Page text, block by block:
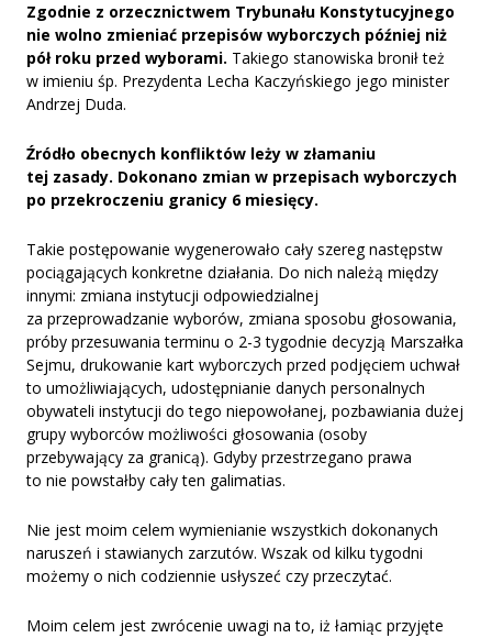
Zgodnie z orzecznictwem Trybunału Konstytucyjnego
nie wolno zmieniać przepisów wyborczych później niż
pół roku przed wyborami. Takiego stanowiska bronił też
w imieniu śp. Prezydenta Lecha Kaczyńskiego jego minister
Andrzej Duda.
Źródło obecnych konfliktów leży w złamaniu
tej zasady. Dokonano zmian w przepisach wyborczych
po przekroczeniu granicy 6 miesięcy.
Takie postępowanie wygenerowało cały szereg następstw
pociągających konkretne działania. Do nich należą między
innymi: zmiana instytucji odpowiedzialnej
za przeprowadzanie wyborów, zmiana sposobu głosowania,
próby przesuwania terminu o 2-3 tygodnie decyzją Marszałka
Sejmu, drukowanie kart wyborczych przed podjęciem uchwał
to umożliwiających, udostępnianie danych personalnych
obywateli instytucji do tego niepowołanej, pozbawiania dużej
grupy wyborców możliwości głosowania (osoby
przebywający za granicą). Gdyby przestrzegano prawa
to nie powstałby cały ten galimatias.
Nie jest moim celem wymienianie wszystkich dokonanych
naruszeń i stawianych zarzutów. Wszak od kilku tygodni
możemy o nich codziennie usłyszeć czy przeczytać.
Moim celem jest zwrócenie uwagi na to, iż łamiąc przyjęte